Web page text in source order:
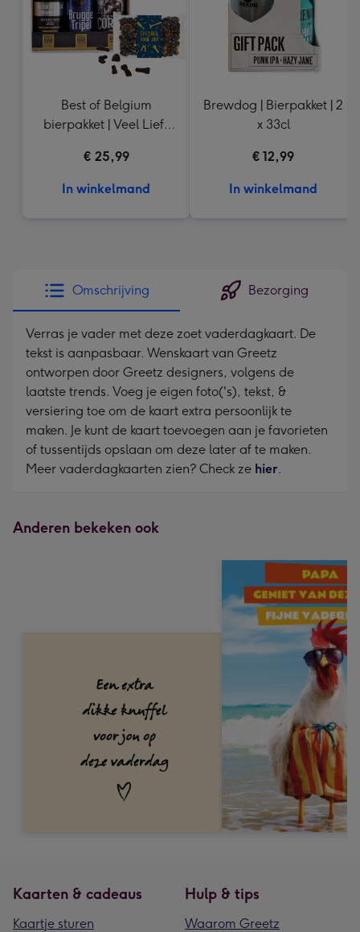
Best of Belgium
bierpakket | Veel Liefs
€ 25,99
In winkelmand
Brewdog | Bierpakket | 2
x 33cl
€ 12,99
In winkelmand
Omschrijving Bezorging
Verras je vader met deze zoet vaderdagkaart. De
tekst is aanpasbaar. Wenskaart van Greetz
ontworpen door Greetz designers, volgens de
laatste trends. Voeg je eigen foto('s), tekst, &
versiering toe om de kaart extra persoonlijk te
maken. Je kunt de kaart toevoegen aan je favorieten
of tussentijds opslaan om deze later af te maken.
Meer vaderdagkaarten zien? Check ze hier.
Anderen bekeken ook
Kaarten & cadeaus
Kaartje sturen
Hulp & tips
Waarom Greetz